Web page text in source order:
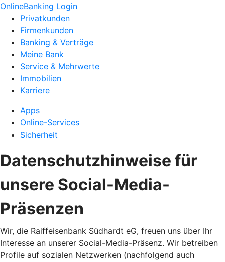
OnlineBanking Login
Privatkunden
Firmenkunden
Banking & Verträge
Meine Bank
Service & Mehrwerte
Immobilien
Karriere
Apps
Online-Services
Sicherheit
Datenschutzhinweise für
unsere Social-Media-
Präsenzen
Wir, die Raiffeisenbank Südhardt eG, freuen uns über Ihr
Interesse an unserer Social-Media-Präsenz. Wir betreiben
Profile auf sozialen Netzwerken (nachfolgend auch